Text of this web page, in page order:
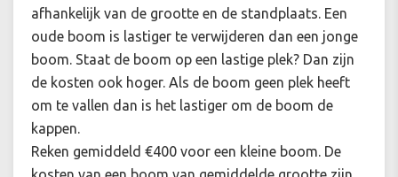
afhankelijk van de grootte en de standplaats. Een
oude boom is lastiger te verwijderen dan een jonge
boom. Staat de boom op een lastige plek? Dan zijn
de kosten ook hoger. Als de boom geen plek heeft
om te vallen dan is het lastiger om de boom de
kappen.
Reken gemiddeld €400 voor een kleine boom. De